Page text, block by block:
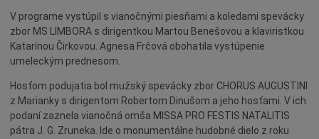
Mestský úrad
Projekty
Primátor
Otázky a odpovede
Napísali o nás
Osobnosti
V programe vystúpil s vianočnými piesňami a koledami spevácky
zbor MS LIMBORA s dirigentkou Martou Benešovou a klaviristkou
Katarínou Čirkovou. Agnesa Frčová obohatila vystúpenie
umeleckým prednesom.
Hosťom podujatia bol mužský spevácky zbor CHORUS AUGUSTINI
z Marianky s dirigentom Robertom Dinušom a jeho hosťami. V ich
podaní zaznela vianočná omša MISSA PRO FESTIS NATALITIS
pátra J. G. Zruneka. Ide o monumentálne hudobné dielo z roku